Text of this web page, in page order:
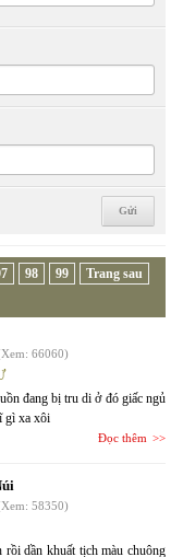
98 99
Trang sau
66060)
đang bị tru di ở đó giấc ngủ
gì xa xôi
Đọc thêm
58350)
dần khuất tịch màu chuông